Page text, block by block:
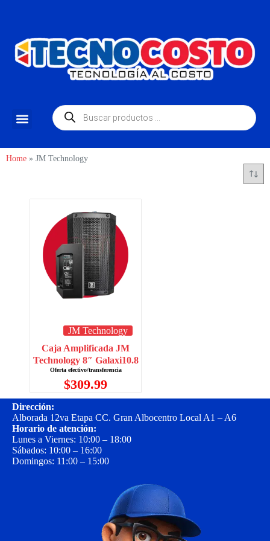
Home » JM Technology
JM Technology
Caja Amplificada JM
Technology 8″ Galaxi10.8
$309.99
Dirección:
Alborada 12va Etapa CC. Gran Albocentro Local A1 – A6
Horario de atención:
Lunes a Viernes: 10:00 – 18:00
Sábados: 10:00 – 16:00
Domingos: 11:00 – 15:00